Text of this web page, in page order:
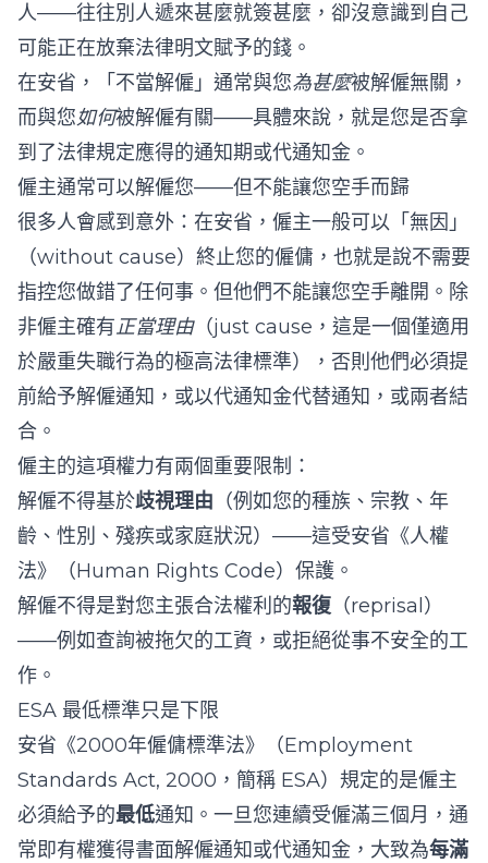
人——往往別人遞來甚麼就簽甚麼，卻沒意識到自己
可能正在放棄法律明文賦予的錢。
在安省，「不當解僱」通常與您為甚麼被解僱無關，
而與您如何被解僱有關——具體來說，就是您是否拿
到了法律規定應得的通知期或代通知金。
僱主通常可以解僱您——但不能讓您空手而歸
很多人會感到意外：在安省，僱主一般可以「無因」
（without cause）終止您的僱傭，也就是說不需要
指控您做錯了任何事。但他們不能讓您空手離開。除
非僱主確有正當理由（just cause，這是一個僅適用
於嚴重失職行為的極高法律標準），否則他們必須提
前給予解僱通知，或以代通知金代替通知，或兩者結
合。
僱主的這項權力有兩個重要限制：
解僱不得基於歧視理由 （例如您的種族、宗教、年
齡、性別、殘疾或家庭狀況）——這受安省《人權
法》（Human Rights Code）保護。
解僱不得是對您主張合法權利的報復 （reprisal）
——例如查詢被拖欠的工資，或拒絕從事不安全的工
作。
ESA 最低標準只是下限
安省《2000年僱傭標準法》（Employment
Standards Act, 2000，簡稱 ESA）規定的是僱主
必須給予的最低通知。一旦您連續受僱滿三個月，通
常即有權獲得書面解僱通知或代通知金，大致為每滿